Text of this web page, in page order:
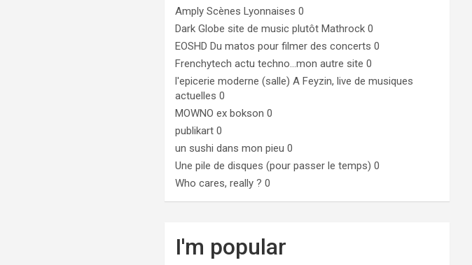
Amply Scènes Lyonnaises 0
Dark Globe site de music plutôt Mathrock 0
EOSHD Du matos pour filmer des concerts 0
Frenchytech actu techno…mon autre site 0
l'epicerie moderne (salle) A Feyzin, live de musiques
actuelles 0
MOWNO ex bokson 0
publikart 0
un sushi dans mon pieu 0
Une pile de disques (pour passer le temps) 0
Who cares, really ? 0
I'm popular